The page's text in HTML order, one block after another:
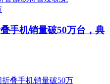
手机销量破50万台，典